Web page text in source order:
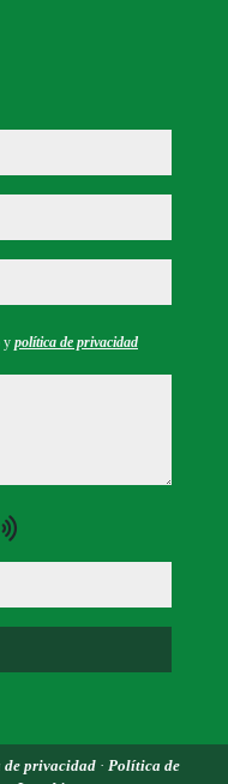
y política de privacidad
privacidad · Política de